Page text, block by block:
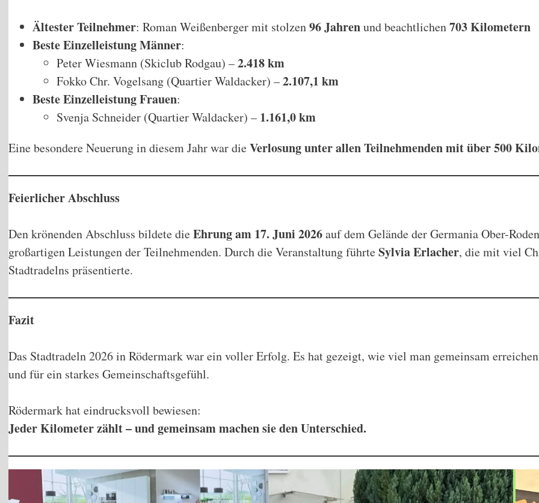
Ältester Teilnehmer: Roman Weißenberger mit stolzen96 Jahrenund beachtlichen703 Kilometern
Beste Einzelleistung Männer:
Peter Wiesmann (Skiclub Rodgau) –2.418 km
Fokko Chr. Vogelsang (Quartier Waldacker) –2.107,1 km
Beste Einzelleistung Frauen:
Svenja Schneider (Quartier Waldacker) – 1.161,0 km
Eine besondere Neuerung in diesem Jahr war dieVerlosung unter allen Teilnehmenden mit über 500
Feierlicher Abschluss
Den krönenden Abschluss bildete dieEhrung am 17. Juni 2026auf dem Gelände der Germania Ober-
großartigen Leistungen der Teilnehmenden. Durch die Veranstaltung führteSylvia Erlacher, die mit viel
Stadtradelns präsentierte.
Fazit
Das Stadtradeln 2026 in Rödermark war ein voller Erfolg. Es hat gezeigt, wie viel man gemeinsam
und für ein starkes Gemeinschaftsgefühl.
Rödermark hat eindrucksvoll bewiesen:
Jeder Kilometer zählt – und gemeinsam machen sie den Unterschied.